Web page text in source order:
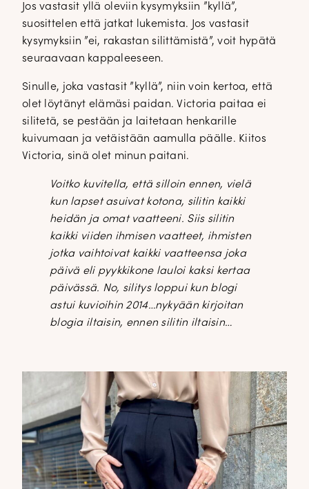
Jos vastasit yllä oleviin kysymyksiin ”kyllä”,
suosittelen että jatkat lukemista. Jos vastasit
kysymyksiin ”ei, rakastan silittämistä”, voit hypätä
seuraavaan kappaleeseen.
Sinulle, joka vastasit ”kyllä”, niin voin kertoa, että
olet löytänyt elämäsi paidan. Victoria paitaa ei
silitetä, se pestään ja laitetaan henkarille
kuivumaan ja vetäistään aamulla päälle. Kiitos
Victoria, sinä olet minun paitani.
Voitko kuvitella, että silloin ennen, vielä
kun lapset asuivat kotona, silitin kaikki
heidän ja omat vaatteeni. Siis silitin
kaikki viiden ihmisen vaatteet, ihmisten
jotka vaihtoivat kaikki vaatteensa joka
päivä eli pyykkikone lauloi kaksi kertaa
päivässä. No, silitys loppui kun blogi
astui kuvioihin 2014…nykyään kirjoitan
blogia iltaisin, ennen silitin iltaisin…